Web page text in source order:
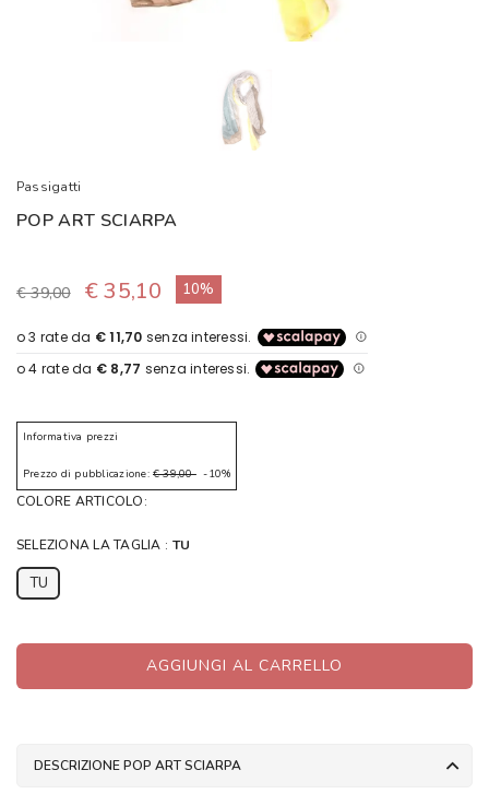
Passigatti
POP ART SCIARPA
€ 39,00 € 35,10 10%
Informativa prezzi
Prezzo di pubblicazione: € 39,00-10%
COLORE ARTICOLO:
SELEZIONA LA TAGLIA : TU
TU
AGGIUNGI AL CARRELLO
DESCRIZIONE POP ART SCIARPA